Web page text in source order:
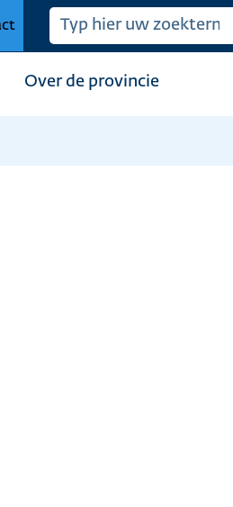
Over de provincie